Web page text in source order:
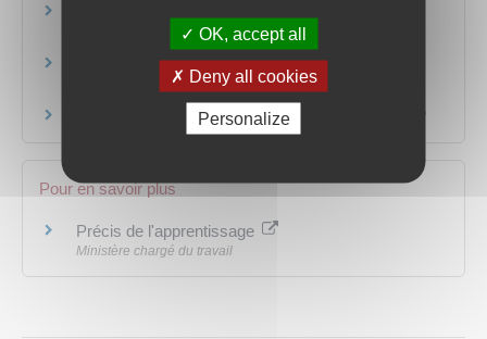
professionnalisation : quelles différences ?
Contrat de professionnalisation : qui peut être
Comment saisir le médiateur de l'apprentissage ?
Pour en savoir plus
Précis de l'apprentissage
Ministère chargé du travail
OK, accept all
Deny all cookies
Personalize